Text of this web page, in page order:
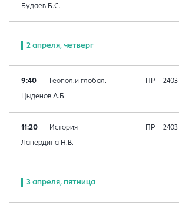
Будаев Б.С.
2 апреля, четверг
9:40 Геопол.и глобал. ПР 2403
Цыденов А.Б.
11:20 История ПР 2403
Лапердина Н.В.
3 апреля, пятница